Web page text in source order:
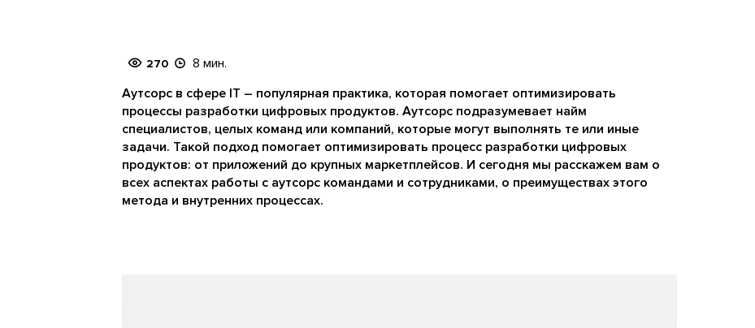
270 8 мин.
Аутсорс в сфере IT – популярная практика, которая помогает оптимизировать
процессы разработки цифровых продуктов. Аутсорс подразумевает найм
специалистов, целых команд или компаний, которые могут выполнять те или иные
задачи. Такой подход помогает оптимизировать процесс разработки цифровых
продуктов: от приложений до крупных маркетплейсов. И сегодня мы расскажем вам о
всех аспектах работы с аутсорс командами и сотрудниками, о преимуществах этого
метода и внутренних процессах.